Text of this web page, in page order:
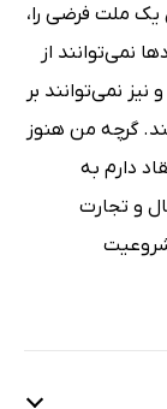
یک ملت فرضى را،
نمى‌توانند از
نمى‌توانند بر
گرچه من هنوز
دارم به
و تجارت